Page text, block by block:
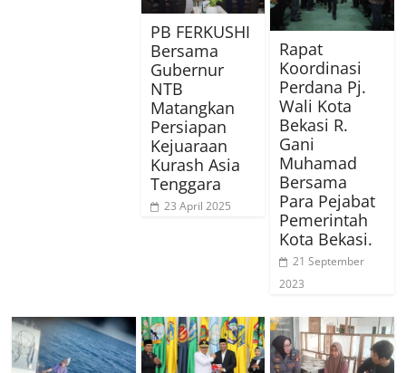
PB FERKUSHI
Bersama
Gubernur
NTB
Matangkan
Persiapan
Kejuaraan
Kurash Asia
Tenggara
23 April 2025
Rapat
Koordinasi
Perdana Pj.
Wali Kota
Bekasi R.
Gani
Muhamad
Bersama
Para Pejabat
Pemerintah
Kota Bekasi.
21 September
2023